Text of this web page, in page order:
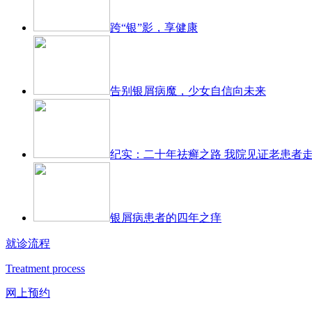
跨“银”影，享健康
告别银屑病魔，少女自信向未来
纪实：二十年祛癣之路 我院见证老患者
银屑病患者的四年之痒
就诊流程
Treatment process
网上预约